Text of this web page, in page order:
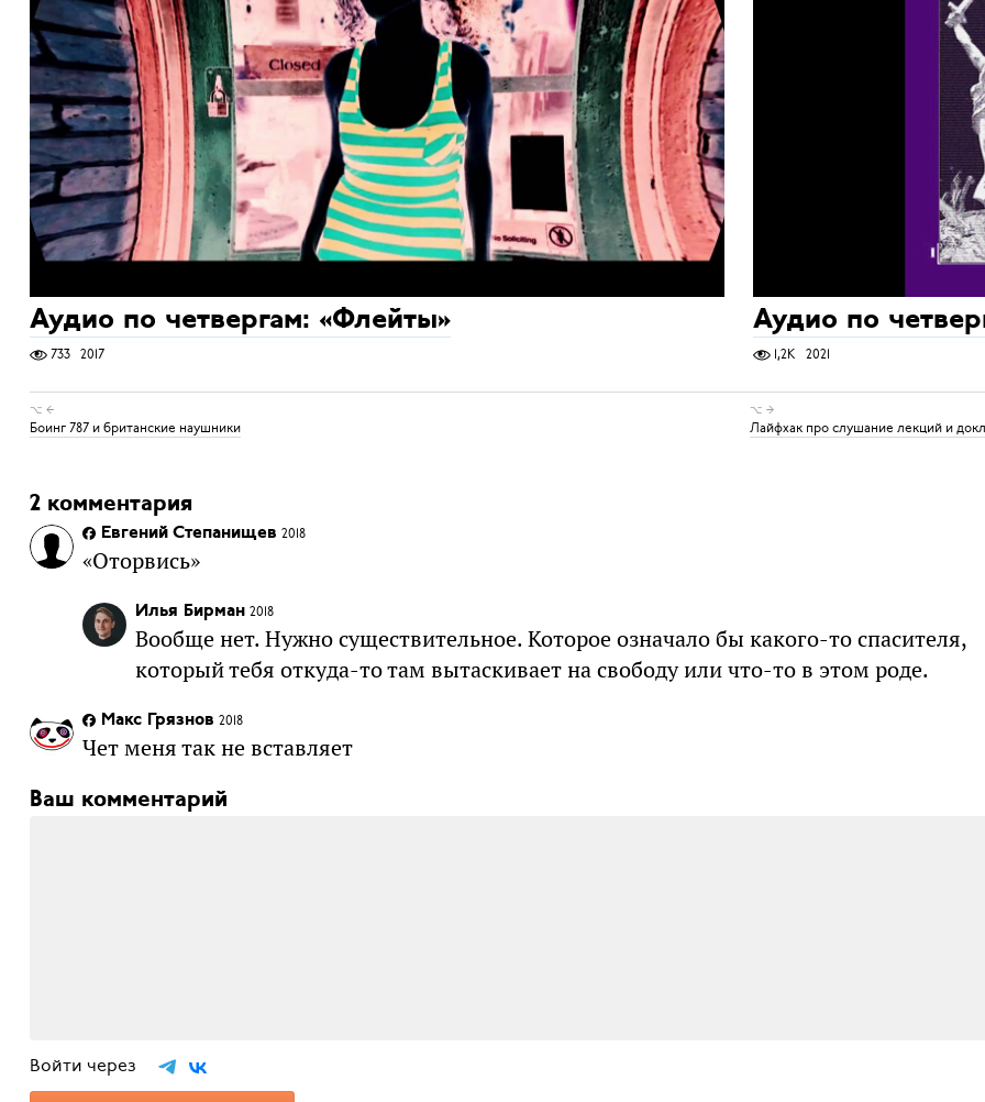
Аудио по четвергам: «Флейты»
733 2017
Аудио по
1,2K 2021
⌥ ←
Боинг 787 и британские наушники
⌥ →
Лайфхак про слушание лекций и
2 комментария
Евгений Степанищев 2018
«Оторвись»
Илья Бирман 2018
Вообще нет. Нужно существительное. Которое означало бы какого-то спасителя,
который тебя откуда-то там вытаскивает на свободу или что-то в этом роде.
Макс Грязнов 2018
Чет меня так не вставляет
Ваш комментарий
Войти через